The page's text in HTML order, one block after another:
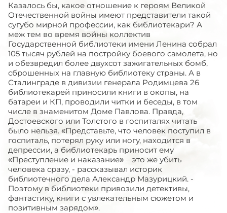
Казалось бы, какое отношение к героям Великой
Отечественной войны имеют представители такой
сугубо мирной профессии, как библиотекари? А
меж тем во время войны коллектив
Государственной библиотеки имени Ленина собрал
105 тысяч рублей на постройку боевого самолета, но
и обезвредил более двухсот зажигательных бомб,
сброшенных на главную библиотеку страны. А в
Сталинграде в дивизии генерала Родимцева 26
библиотекарей приносили книги в окопы, на
батареи и КП, проводили читки и беседы, в том
числе в знаменитом Доме Павлова. Правда,
Достоевского или Толстого в госпиталях читать
было нельзя. «Представьте, что человек поступил в
госпиталь, потерял руку или ногу, находится в
депрессии, а библиотекарь приносит ему
«Преступление и наказание» – это же убить
человека сразу, - рассказывал историк
библиотечного дела Александр Мазурицкий. -
Поэтому в библиотеки привозили детективы,
фантастику, книги с увлекательным сюжетом и
позитивным зарядом».